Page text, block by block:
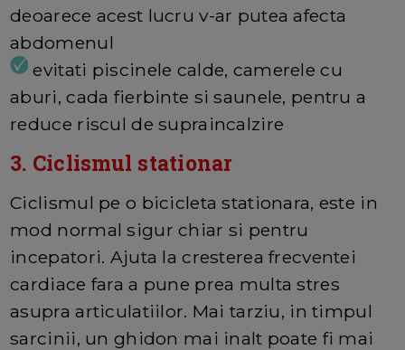
deoarece acest lucru v-ar putea afecta
abdomenul
evitati piscinele calde, camerele cu
aburi, cada fierbinte si saunele, pentru a
reduce riscul de supraincalzire
3. Ciclismul stationar
Ciclismul pe o bicicleta stationara, este in
mod normal sigur chiar si pentru
incepatori. Ajuta la cresterea frecventei
cardiace fara a pune prea multa stres
asupra articulatiilor. Mai tarziu, in timpul
sarcinii, un ghidon mai inalt poate fi mai